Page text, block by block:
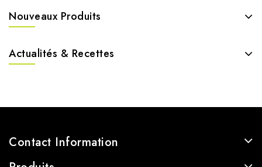
Nouveaux Produits
Actualités & Recettes
Contact Information